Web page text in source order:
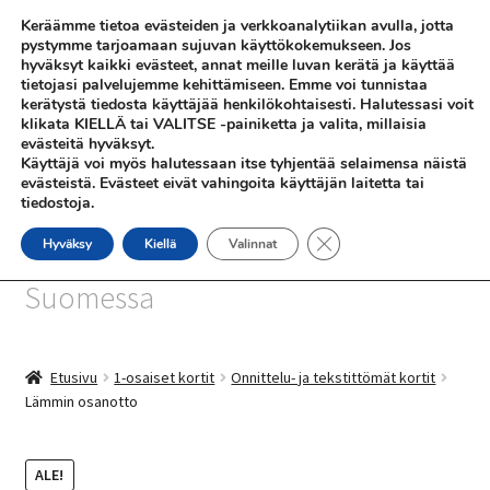
Siirry
navigointiin
Siirry
sisältöön
Valikko
SHOP
INFO
SiniSusan kortit painetaan
Suomessa
Etusivu 1-osaiset kortit
Onnittelu- ja tekstittömät kortit
Lämmin osanotto
ALE!
Keräämme tietoa evästeiden ja verkkoanalytiikan avulla, jotta
pystymme tarjoamaan sujuvan käyttökokemukseen. Jos
hyväksyt kaikki evästeet, annat meille luvan kerätä ja käyttää
tietojasi palvelujemme kehittämiseen. Emme voi tunnistaa
kerätystä tiedosta käyttäjää henkilökohtaisesti. Halutessasi voit
klikata KIELLÄ tai VALITSE -painiketta ja valita, millaisia
evästeitä hyväksyt.
Käyttäjä voi myös halutessaan itse tyhjentää selaimensa näistä
evästeistä. Evästeet eivät vahingoita käyttäjän laitetta tai
tiedostoja.
Hyväksy Kiellä Valinnat Sulje evästebanneri